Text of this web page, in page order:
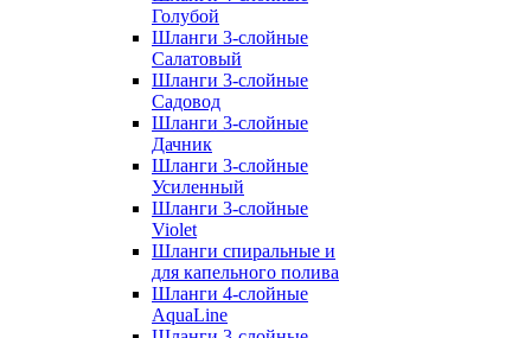
Голубой
Шланги 3-слойные
Салатовый
Шланги 3-слойные
Садовод
Шланги 3-слойные
Дачник
Шланги 3-слойные
Усиленный
Шланги 3-слойные
Violet
Шланги спиральные и
для капельного полива
Шланги 4-слойные
AquaLine